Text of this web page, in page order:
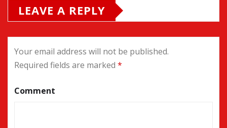
LEAVE A REPLY
Your email address will not be published.
Required fields are marked *
Comment